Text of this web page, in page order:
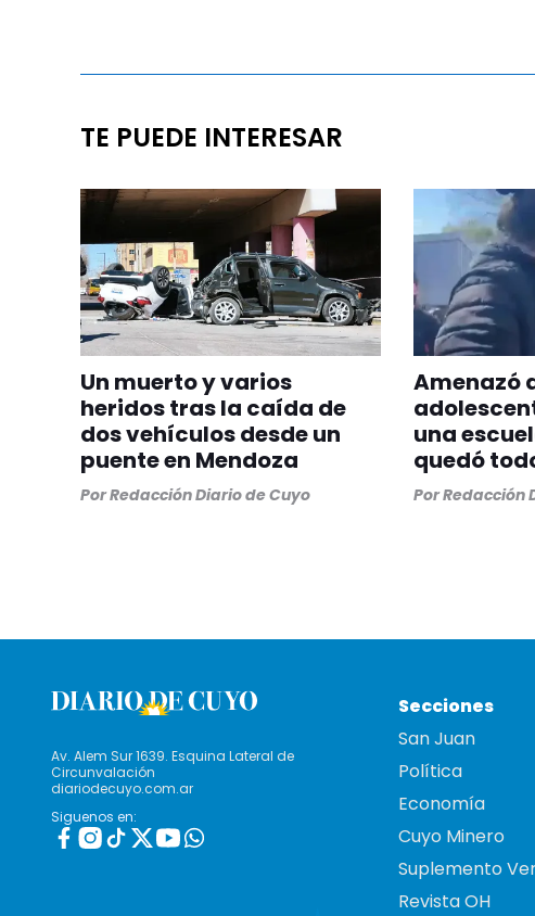
TE PUEDE INTERESAR
Un muerto y varios
heridos tras la caída de
dos vehículos desde un
puente en Mendoza
PorRedacción Diario de Cuyo
Amenazó
una
quedó
PorRedacción
Av. Alem Sur 1639. Esquina Lateral de
Circunvalación
diariodecuyo.com.ar
Siguenos en:
Secciones
San Juan
Política
Economía
Cuyo Minero
Suplemento
Revista OH